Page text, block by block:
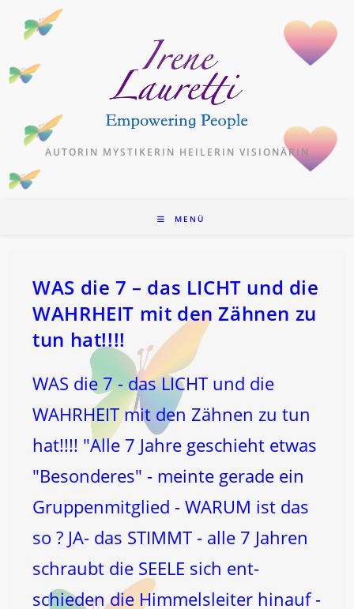
Inhalt
AUTORIN MYSTIKERIN HEILERIN VISIONÄRIN
MENÜ
WAS die 7 – das LICHT und die
WAHRHEIT mit den Zähnen zu
tun hat!!!!
WAS die 7 - das LICHT und die
WAHRHEIT mit den Zähnen zu tun
hat!!!! "Alle 7 Jahre geschieht etwas
"Besonderes" - meinte gerade ein
Gruppenmitglied - WARUM ist das
so ? JA- das STIMMT - alle 7 Jahren
schraubt die SEELE sich ent-
schieden die Himmelsleiter hinauf -